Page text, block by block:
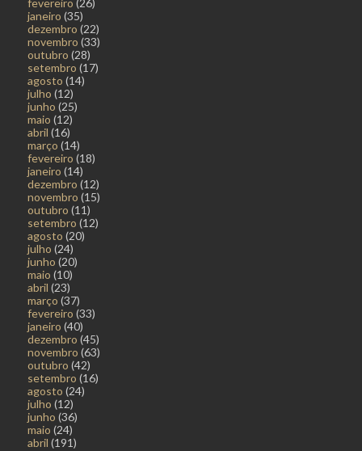
fevereiro (26)
janeiro (35)
dezembro (22)
novembro (33)
outubro (28)
setembro (17)
agosto (14)
julho (12)
junho (25)
maio (12)
abril (16)
março (14)
fevereiro (18)
janeiro (14)
dezembro (12)
novembro (15)
outubro (11)
setembro (12)
agosto (20)
julho (24)
junho (20)
maio (10)
abril (23)
março (37)
fevereiro (33)
janeiro (40)
dezembro (45)
novembro (63)
outubro (42)
setembro (16)
agosto (24)
julho (12)
junho (36)
maio (24)
abril (191)